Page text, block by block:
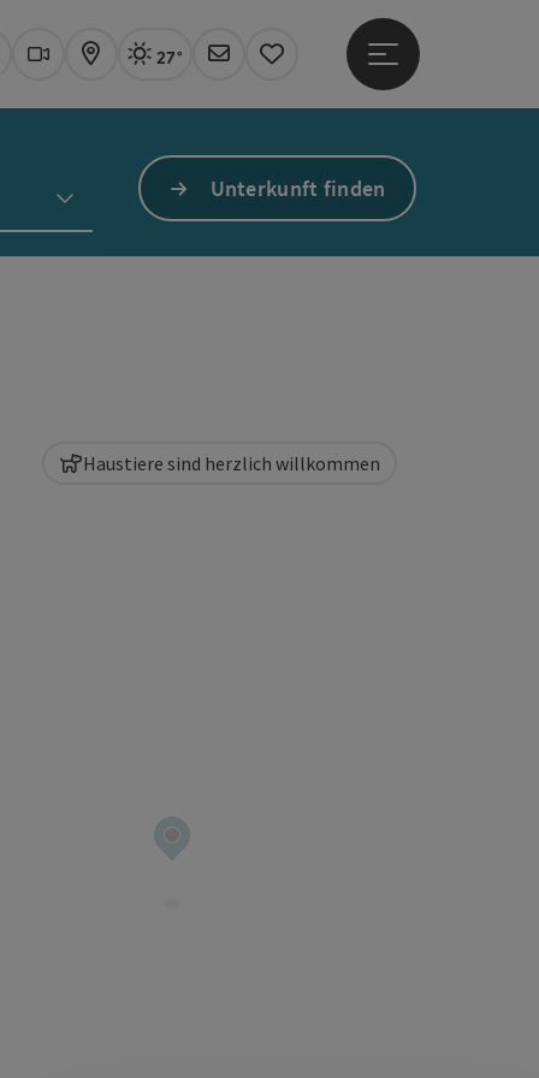
Webcams
KarteAktuelles Wetter Linz, sonnig
27°
Newsletter
Merkzettel
Hauptmenü öffnen
Unterkunft finden
Haustiere sind herzlich willkommen